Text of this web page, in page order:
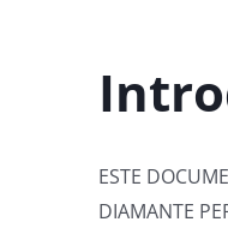
ESTE
DIAMANTE